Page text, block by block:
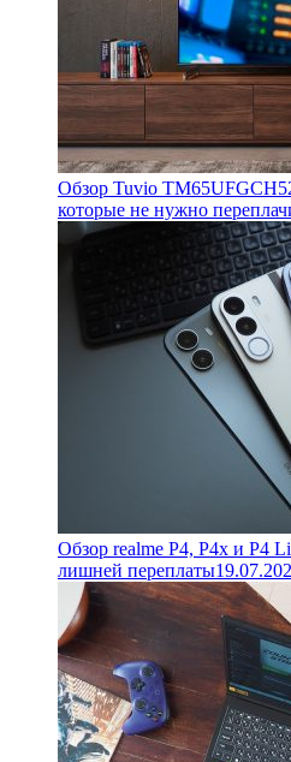
Обзор Tuvio
которые не нужно
Обзор realme P4, P4x и P4
лишней переплаты